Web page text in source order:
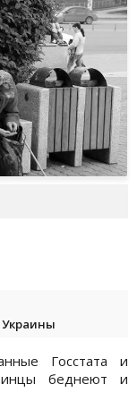
Госстата и
беднеют и